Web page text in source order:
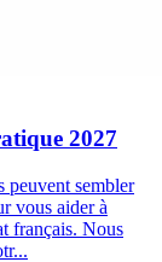
2027
peuvent sembler
vous aider à
français. Nous